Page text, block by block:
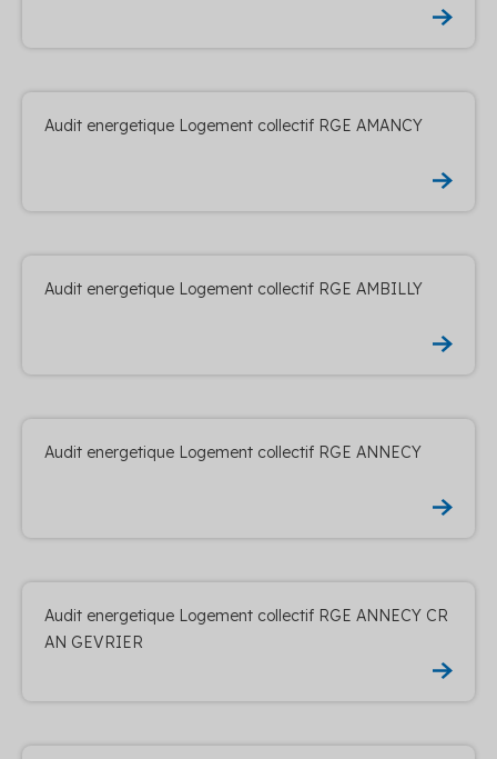
Audit energetique Logement collectif RGE AMANCY
Audit energetique Logement collectif RGE AMBILLY
Audit energetique Logement collectif RGE ANNECY
Audit energetique Logement collectif RGE ANNECY CR
AN GEVRIER